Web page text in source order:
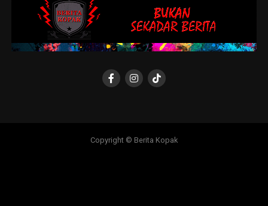
Copyright © Berita Kopak